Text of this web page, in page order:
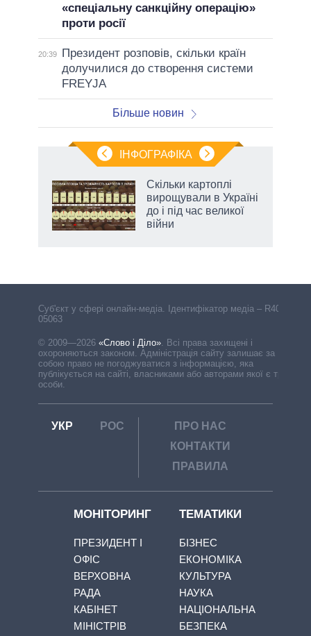
«спеціальну санкційну операцію»
проти росії
20:39
Президент розповів, скільки країн
долучилися до створення системи
FREYJA
Більше новин
ІНФОГРАФІКА
Скільки картоплі
вирощували в Україні
до і під час великої
війни
Cуб'єкт у сфері онлайн-медіа. Ідентифікатор медіа – R40-
05063
© 2009—2026 «Слово і Діло». Всі права захищені і
охороняються законом. Адміністрація сайту залишає за
собою право не погоджуватися з інформацією, яка
публікується на сайті, власниками або авторами якої є треті
особи.
УКР РОС
ПРО НАС
КОНТАКТИ
ПРАВИЛА
МОНІТОРИНГ
ПРЕЗИДЕНТ І
ОФІС
ВЕРХОВНА
РАДА
КАБІНЕТ
МІНІСТРІВ
ТЕМАТИКИ
БІЗНЕС
ЕКОНОМІКА
КУЛЬТУРА
НАУКА
НАЦІОНАЛЬНА
БЕЗПЕКА